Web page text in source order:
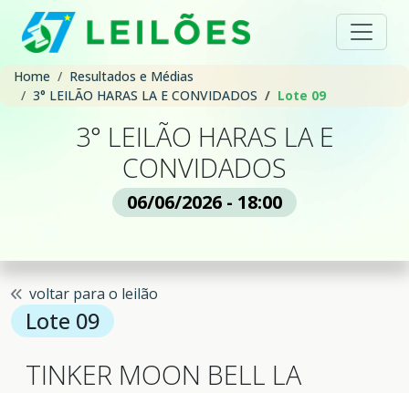
Home
Resultados e Médias
3° LEILÃO HARAS LA E CONVIDADOS
Lote 09
3° LEILÃO HARAS LA E
CONVIDADOS
06/06/2026 - 18:00
voltar para o leilão
Lote 09
TINKER MOON BELL LA